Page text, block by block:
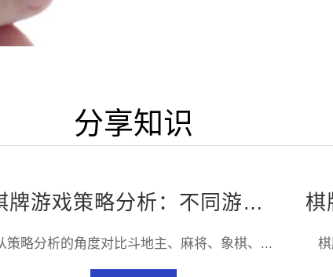
分享知识
棋牌游戏策略分析：不同游戏的通用与专属技巧
策略分析的角度对比斗地主、麻将、象棋、...